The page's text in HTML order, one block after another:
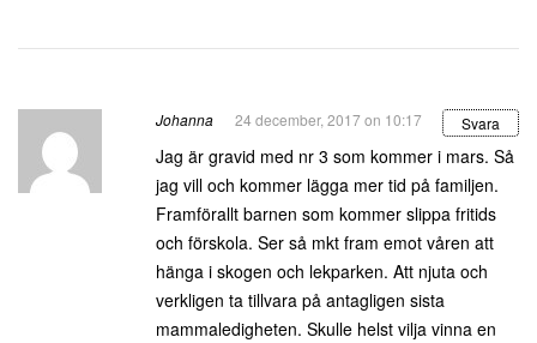
Johanna 24 december, 2017 on 10:17 Svara
Jag är gravid med nr 3 som kommer i mars. Så
jag vill och kommer lägga mer tid på familjen.
Framförallt barnen som kommer slippa fritids
och förskola. Ser så mkt fram emot våren att
hänga i skogen och lekparken. Att njuta och
verkligen ta tillvara på antagligen sista
mammaledigheten. Skulle helst vilja vinna en